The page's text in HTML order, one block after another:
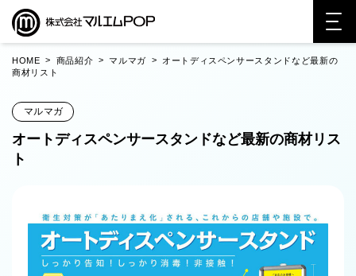
HOME > 商品紹介 > マルマガ >
オートディスペンサースタンドなど最新の
商材リスト
マルマガ
オートディスペンサースタンドなど最新の商材リス
ト